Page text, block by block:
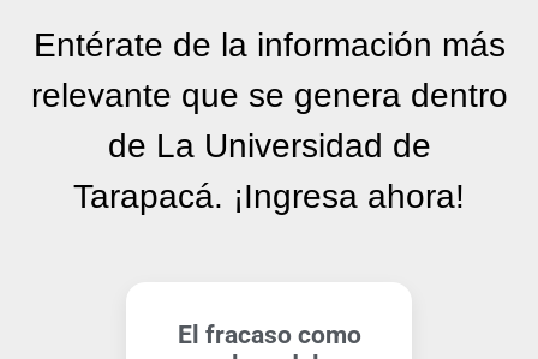
Entérate de la información más
relevante que se genera dentro
de La Universidad de
Tarapacá. ¡Ingresa ahora!
El fracaso como